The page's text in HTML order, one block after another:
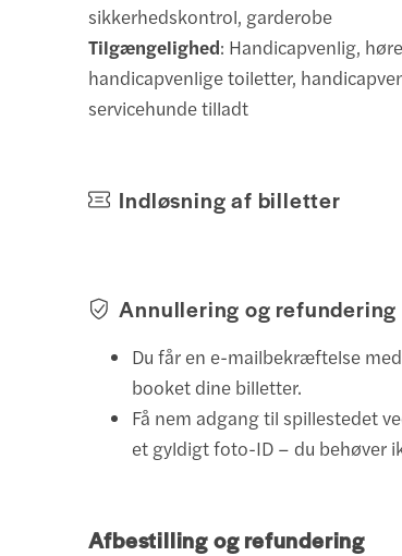
sikkerhedskontrol, garderobe
Tilgængelighed: Handicapvenlig,
handicapvenlige toiletter,
servicehunde tilladt
Indløsning af billetter
Annullering og refundering
Du får en e-mailbekræftelse
booket dine billetter.
Få nem adgang til spillestedet
et gyldigt foto-ID – du behøver
Afbestilling og refundering